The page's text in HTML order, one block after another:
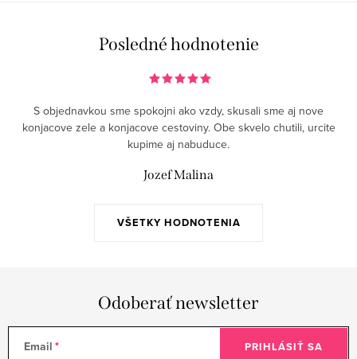
Posledné hodnotenie
VŠETKY HODNOTENIA
S objednavkou sme spokojni ako vzdy, skusali sme aj nove
konjacove zele a konjacove cestoviny. Obe skvelo chutili, urcite
kupime aj nabuduce.
Jozef Malina
Odoberať newsletter
Email PRIHLÁSIŤ SA